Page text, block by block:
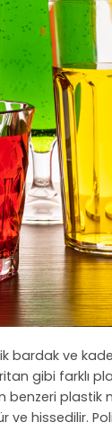
bardak ve
gibi farklı
benzeri plastik
ve hissedilir.